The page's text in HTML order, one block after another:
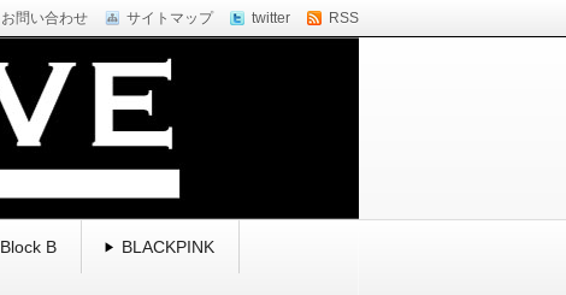
お問い合わせ サイトマップ twitter RSS
Block B BLACKPINK